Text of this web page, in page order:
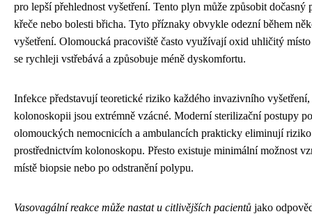
pro lepší přehlednost vyšetření. Tento plyn může způsobit dočasný
křeče nebo bolesti břicha. Tyto příznaky obvykle odezní během
vyšetření. Olomoucká pracoviště často využívají oxid uhličitý
se rychleji vstřebává a způsobuje méně dyskomfortu.
Infekce představují teoretické riziko každého invazivního
kolonoskopii jsou extrémně vzácné. Moderní sterilizační postupy
olomouckých nemocnicích a ambulancích prakticky eliminují
prostřednictvím kolonoskopu. Přesto existuje minimální možnost
místě biopsie nebo po odstranění polypu.
Vasovagální reakce může nastat u citlivějších pacientů jako